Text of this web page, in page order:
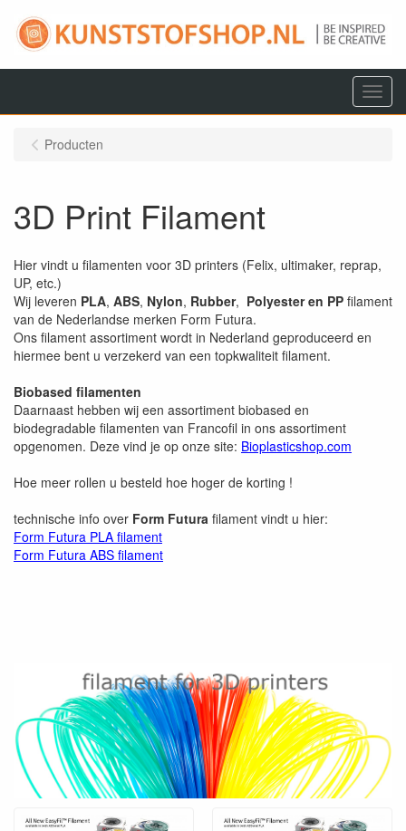
Menu
Producten
3D Print Filament
Hier vindt u filamenten voor 3D printers (Felix, ultimaker, reprap,
UP, etc.)
Wij leveren PLA, ABS, Nylon, Rubber, Polyester en PP filament
van de Nederlandse merken Form Futura.
Ons filament assortiment wordt in Nederland geproduceerd en
hiermee bent u verzekerd van een topkwaliteit filament.
Biobased filamenten
Daarnaast hebben wij een assortiment biobased en
biodegradable filamenten van Francofil in ons assortiment
opgenomen. Deze vind je op onze site: Bioplasticshop.com
Hoe meer rollen u besteld hoe hoger de korting !
technische info over Form Futura filament vindt u hier:
Form Futura PLA filament
Form Futura ABS filament